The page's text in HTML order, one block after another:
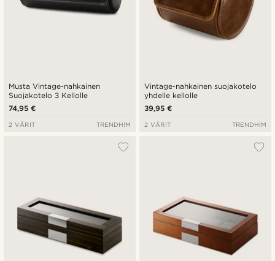
Musta Vintage-nahkainen
Suojakotelo 3 Kellolle
74,95 €
2 VÄRIT TRENDHIM
Vintage-nahkainen suojakotelo
yhdelle kellolle
39,95 €
2 VÄRIT TRENDHIM